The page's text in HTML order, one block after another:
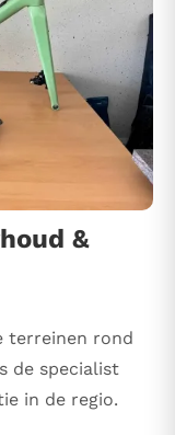
&
terreinen rond
de specialist
in de regio.